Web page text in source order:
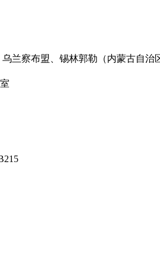
兰察布盟、锡林郭勒（内蒙古自治